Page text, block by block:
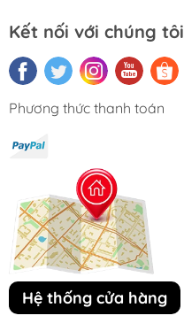
Kết nối với chúng tôi
Phương thức thanh toán
Hệ thống cửa hàng